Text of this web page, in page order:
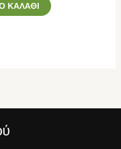
ΚΑΛΆΘΙ